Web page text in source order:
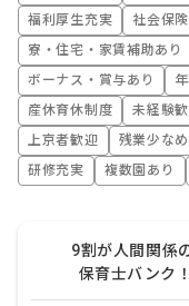
福利厚生充実
社会保
寮・住宅・家賃補助あり
ボーナス・賞与あり
産休育休制度
未経験
上京者歓迎
残業少なめ
研修充実
複数園あり
9割が人間関係
保育士バンク